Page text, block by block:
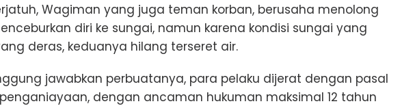
Wagiman yang juga teman korban, berusaha menolong
diri ke sungai, namun karena kondisi sungai yang
deras, keduanya hilang terseret air.
jawabkan perbuatanya, para pelaku dijerat dengan pasal
penganiayaan, dengan ancaman hukuman maksimal 12 tahun